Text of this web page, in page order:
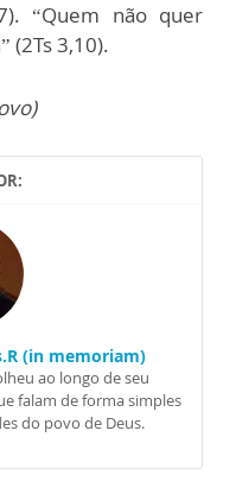
“Quem não quer
(2Ts 3,10).
(in memoriam)
ao longo de seu
falam de forma simples
do povo de Deus.